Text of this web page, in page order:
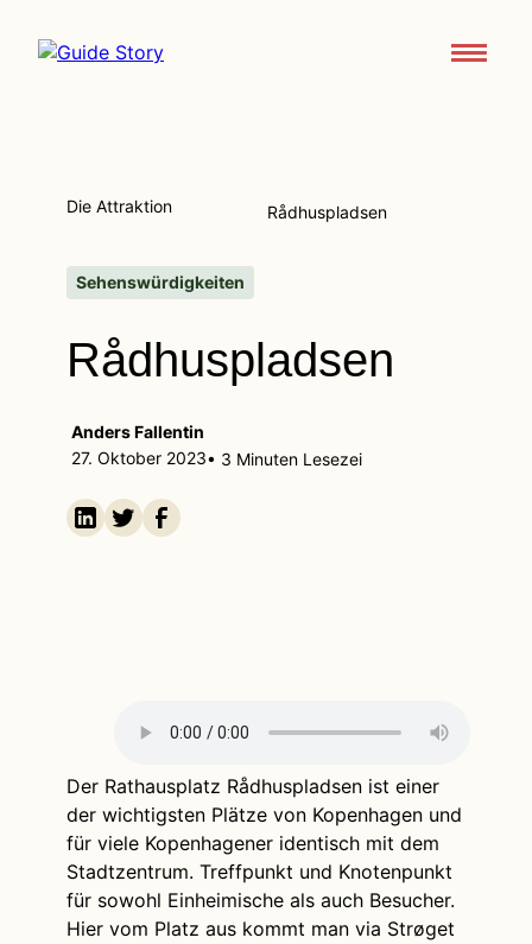
Support
Kontaktieren Sie uns
Die Attraktion Rådhuspladsen
Sehenswürdigkeiten
Rådhuspladsen
Anders Fallentin
27. Oktober 2023• 3 Minuten Lesezei
Der Rathausplatz Rådhuspladsen ist einer
der wichtigsten Plätze von Kopenhagen und
für viele Kopenhagener identisch mit dem
Stadtzentrum. Treffpunkt und Knotenpunkt
für sowohl Einheimische als auch Besucher.
Hier vom Platz aus kommt man via Strøget